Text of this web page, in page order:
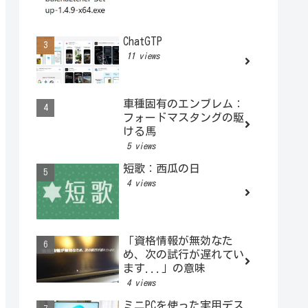
ChatGTP
11 views
車種固有のエンブレム：
フォードマスタングの駆
ける馬
5 views
短歌：西瓜の日
4 views
「資格情報が無効なた
め、次の試行が遅れてい
ます...」の意味
4 views
ミニPCを使った実用デス